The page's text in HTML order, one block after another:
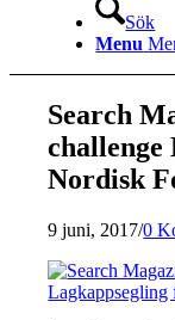
Sök
Menu
Search
challenge
Nordisk
9 juni, 2017/0